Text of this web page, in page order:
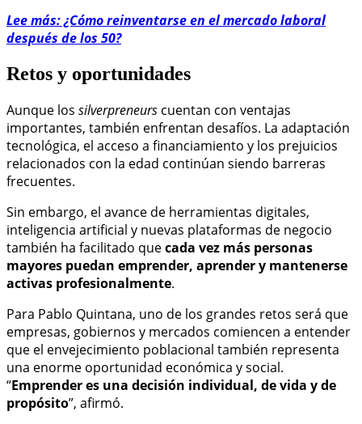
Lee más: ¿Cómo reinventarse en el mercado laboral
después de los 50?
Retos y oportunidades
Aunque los silverpreneurs cuentan con ventajas
importantes, también enfrentan desafíos. La adaptación
tecnológica, el acceso a financiamiento y los prejuicios
relacionados con la edad continúan siendo barreras
frecuentes.
Sin embargo, el avance de herramientas digitales,
inteligencia artificial y nuevas plataformas de negocio
también ha facilitado quecada vez más personas
mayores puedan emprender, aprender y mantenerse
activas profesionalmente.
Para Pablo Quintana, uno de los grandes retos será que
empresas, gobiernos y mercados comiencen a entender
que el envejecimiento poblacional también representa
una enorme oportunidad económica y social.
“Emprender es una decisión individual, de vida y de
propósito”, afirmó.